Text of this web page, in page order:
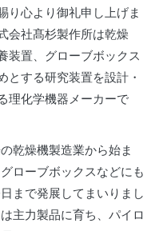
り心より御礼申し上げま
会社髙杉製作所は乾燥
装置、グローブボックス
とする研究装置を設計・
理化学機器メーカーで
乾燥機製造業から始ま
ローブボックスなどにも
まで発展してまいりまし
主力製品に育ち、パイロ